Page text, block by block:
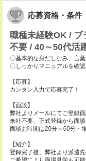
応募資格・条件
職種未経験OK / ブ
不要 / 40～50代活
〇基本的な身だしなみ、言
〇しっかりマニュアルを確
【応募】
カンタン入力で応募完了！
【面談】
弊社よりメールにてご登録
来社不要、正式登録から面
面談お時間は20分～60分・
【紹介】
登録完了後、弊社より派遣